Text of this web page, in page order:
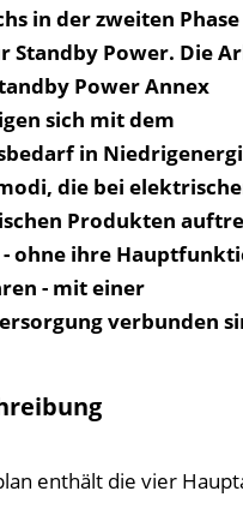
in der zweiten
Standby Power. Die
Power Annex
sich mit dem
in
die bei
Produkten
- ohne ihre
- mit einer
verbunden
enthält die vier